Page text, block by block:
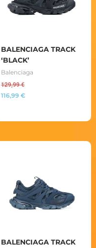
BALENCIAGA TRACK
‘BLACK’
Balenciaga
129,99€
116,99 €
BALENCIAGA TRACK